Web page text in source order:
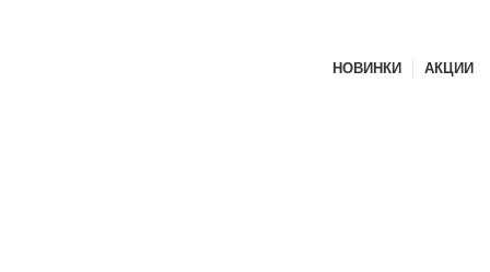
НОВИНКИ
АКЦИИ